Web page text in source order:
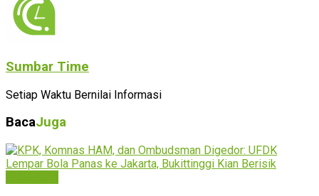
Sumbar Time
Setiap Waktu Bernilai Informasi
BacaJuga